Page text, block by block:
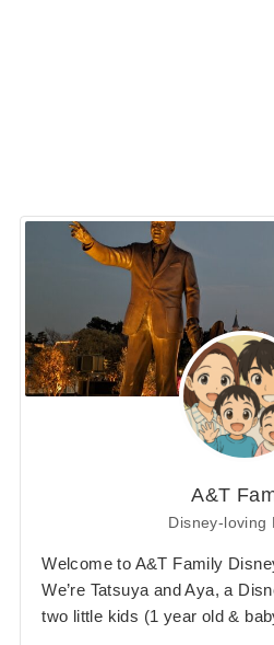
A&T
Disney-loving
Welcome to A&T Family
We’re Tatsuya and Aya, a
two little kids (1 year old &